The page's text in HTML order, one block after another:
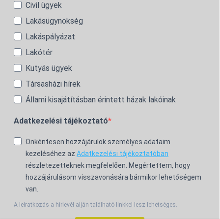
Civil ügyek
Lakásügynökség
Lakáspályázat
Lakótér
Kutyás ügyek
Társasházi hírek
Állami kisajátításban érintett házak lakóinak
Adatkezelési tájékoztató
Önkéntesen hozzájárulok személyes adataim
kezeléséhez az Adatkezelési tájékoztatóban
részletezetteknek megfelelően. Megértettem, hogy
hozzájárulásom visszavonására bármikor lehetőségem
van.
A leiratkozás a hírlevél alján található linkkel lesz lehetséges.